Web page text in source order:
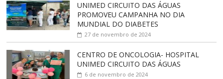
UNIMED CIRCUITO DAS ÁGUAS
PROMOVEU CAMPANHA NO DIA
MUNDIAL DO DIABETES
27 de novembro de 2024
CENTRO DE ONCOLOGIA- HOSPITAL
UNIMED CIRCUITO DAS ÁGUAS
6 de novembro de 2024